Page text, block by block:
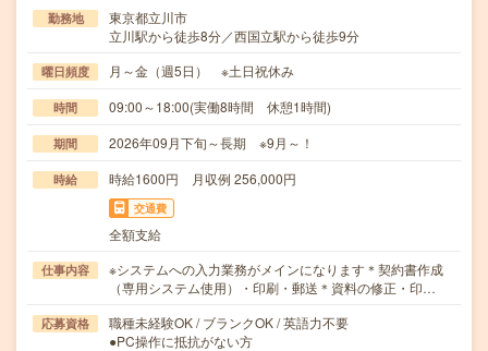
勤務地
東京都立川市
立川駅から徒歩8分／西国立駅から徒歩9分
曜日頻度 月～金（週5日） ※土日祝休み
時間 09:00～18:00(実働8時間 休憩1時間)
期間 2026年09月下旬～長期 ※9月～！
時給 時給1600円 月収例 256,000円
交通費
全額支給
仕事内容
※システムへの入力業務がメインになります＊契約書作成
（専用システム使用）・印刷・郵送＊資料の修正・印…
応募資格
職種未経験OK / ブランクOK / 英語力不要
●PC操作に抵抗がない方